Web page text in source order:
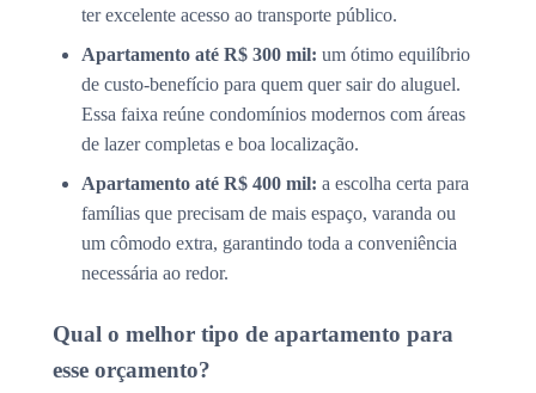
ter excelente acesso ao transporte público.
Apartamento até R$ 300 mil: um ótimo equilíbrio
de custo-benefício para quem quer sair do aluguel.
Essa faixa reúne condomínios modernos com áreas
de lazer completas e boa localização.
Apartamento até R$ 400 mil: a escolha certa para
famílias que precisam de mais espaço, varanda ou
um cômodo extra, garantindo toda a conveniência
necessária ao redor.
Qual o melhor tipo de apartamento para
esse orçamento?